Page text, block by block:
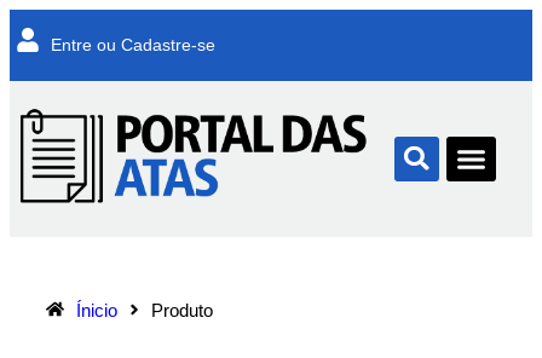
Entre ou Cadastre-se
Ínicio Produto